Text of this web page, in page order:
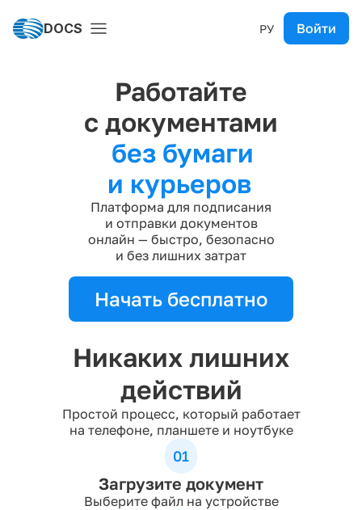
DOCS РУ Войти
Работайте
с документами
без бумаги
и курьеров
Платформа для подписания
и отправки документов
онлайн — быстро, безопасно
и без лишних затрат
Начать бесплатно
Никаких лишних
действий
Простой процесс, который работает
на телефоне, планшете и ноутбуке
01
Загрузите документ
Выберите файл на устройстве